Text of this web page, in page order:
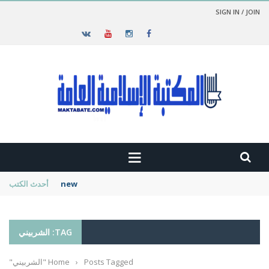
SIGN IN / JOIN
أحدث الكتب new cambridge history of islam
TAG: الشربيني
Home › Posts Tagged "الشربيني"